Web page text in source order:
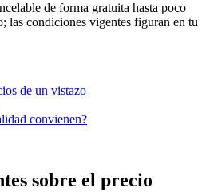
de forma gratuita hasta poco
las condiciones vigentes figuran en tu
de un vistazo
convienen?
sobre el precio